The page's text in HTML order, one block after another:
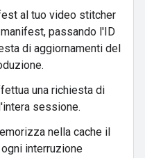
al tuo video stitcher
passando l'ID
di aggiornamenti del
una richiesta di
sessione.
nella cache il
interruzione